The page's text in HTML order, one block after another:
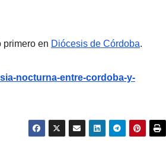
primero en Diócesis de Córdoba.
nocturna-entre-cordoba-y-